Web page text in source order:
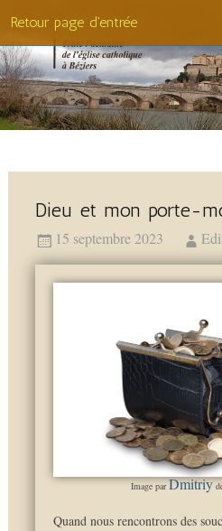
Retour page d'entrée
Dieu et mon porte-
15 septembre 2023
Image parDmitriy
Quand nous rencontrons des